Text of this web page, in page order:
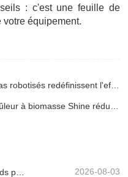
: c'est une feuille de
votre équipement.
2026-08-03